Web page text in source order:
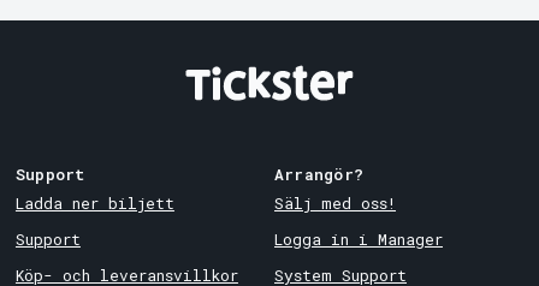
Support
Ladda ner biljett
Support
Köp- och leveransvillkor
Arrangör?
Sälj med oss!
Logga in i Manager
System Support